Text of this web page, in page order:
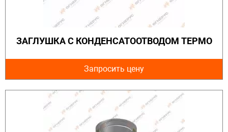
ЗАГЛУШКА С КОНДЕНСАТООТВОДОМ ТЕРМО
Запросить цену